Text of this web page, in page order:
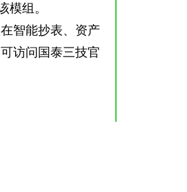
组。
智能抄表、资产
访问国泰三技官